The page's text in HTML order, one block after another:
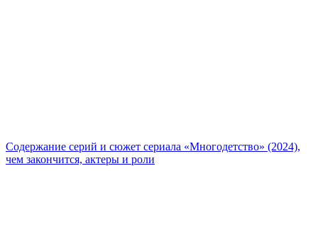
Содержание серий и сюжет сериала «Многодетство» (2024),
чем закончится, актеры и роли